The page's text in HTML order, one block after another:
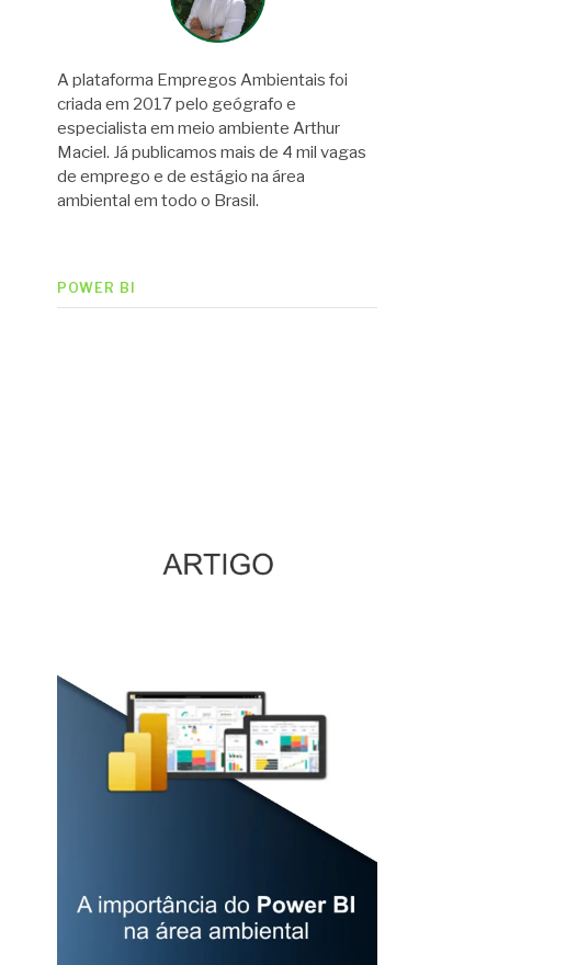
A plataforma Empregos Ambientais foi
criada em 2017 pelo geógrafo e
especialista em meio ambiente Arthur
Maciel. Já publicamos mais de 4 mil vagas
de emprego e de estágio na área
ambiental em todo o Brasil.
POWER BI